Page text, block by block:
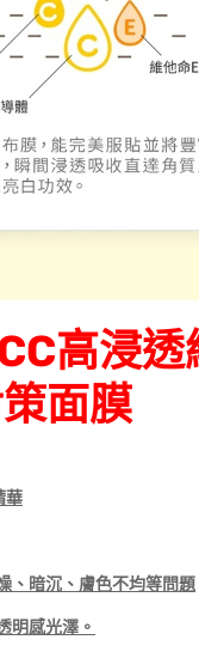
高浸透
面膜
華
、暗沉、膚色不均等問題
明感光澤。